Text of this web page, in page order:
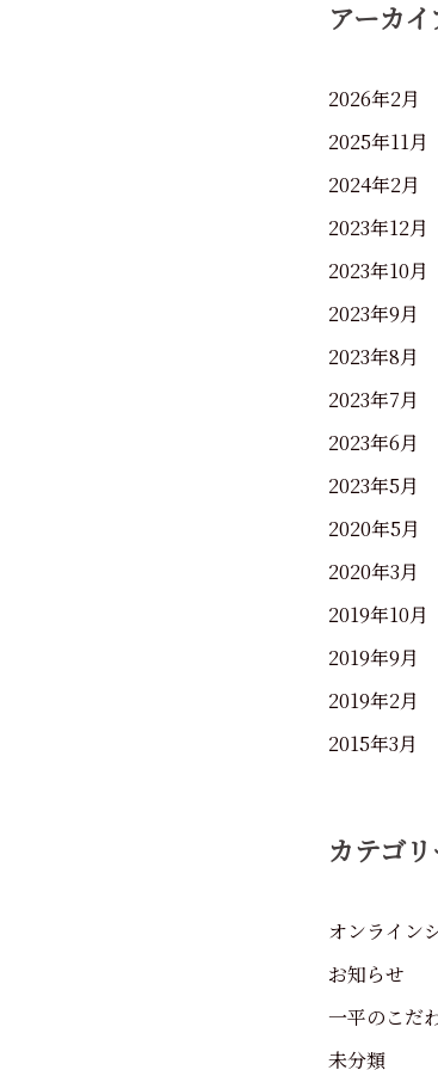
アーカイ
2026年2月
2025年11月
2024年2月
2023年12月
2023年10月
2023年9月
2023年8月
2023年7月
2023年6月
2023年5月
2020年5月
2020年3月
2019年10月
2019年9月
2019年2月
2015年3月
カテゴ
オンライン
お知らせ
一平のこだ
未分類